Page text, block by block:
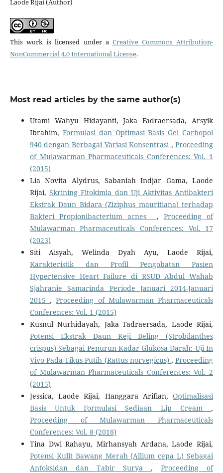
Laode Rijai (Author)
This work is licensed under a Creative Commons Attribution-
NonCommercial 4.0 International License.
Most read articles by the same author(s)
Utami Wahyu Hidayanti, Jaka Fadraersada, Arsyik
Ibrahim, Formulasi dan Optimasi Basis Gel Carbopol
940 dengan Berbagai Variasi Konsentrasi ,Proceeding
of Mulawarman Pharmaceuticals Conferences: Vol. 1
(2015)
Lia Novita Alydrus, Sabaniah Indjar Gama, Laode
Rijai,Skrining Fitokimia dan Uji Aktivitas Antibakteri
Ekstrak Daun Bidara (Ziziphus mauritiana) terhadap
Bakteri Propionibacterium acnes , Proceeding of
Mulawarman Pharmaceuticals Conferences: Vol. 17
(2023)
Siti Aisyah, Welinda Dyah Ayu, Laode Rijai,
Karakteristik dan Profil Pengobatan Pasien
Hypertensive Heart Failure di RSUD Abdul Wahab
Sjahranie Samarinda Periode Januari 2014-Januari
2015,Proceeding of Mulawarman Pharmaceuticals
Conferences: Vol. 1 (2015)
Kusnul Nurhidayah, Jaka Fadraersada, Laode Rijai,
Potensi Ekstrak Daun Keji Beling (Strobilanthes
crispus) Sebagai Penurun Kadar Glukosa Darah: Uji In
Vivo Pada Tikus Putih (Rattus norvegicus) ,Proceeding
of Mulawarman Pharmaceuticals Conferences: Vol. 2
(2015)
Jessica, Laode Rijai, Hanggara Arifian,Optimalisasi
Basis Untuk Formulasi Sediaan Lip Cream,
Proceeding of Mulawarman Pharmaceuticals
Conferences: Vol. 8 (2018)
Tina Dwi Rahayu, Mirhansyah Ardana, Laode Rijai,
Potensi Kulit Bawang Merah (Allium cepa L) Sebagai
Antoksidan dan Tabir Surya,Proceeding of